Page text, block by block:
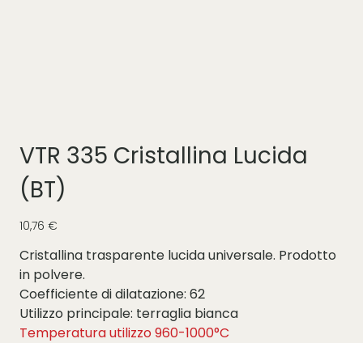
VTR 335 Cristallina Lucida
(BT)
Prezzo
10,76 €
Cristallina trasparente lucida universale. Prodotto
in polvere.
Coefficiente di dilatazione: 62
Utilizzo principale: terraglia bianca
Temperatura utilizzo 960-1000°C